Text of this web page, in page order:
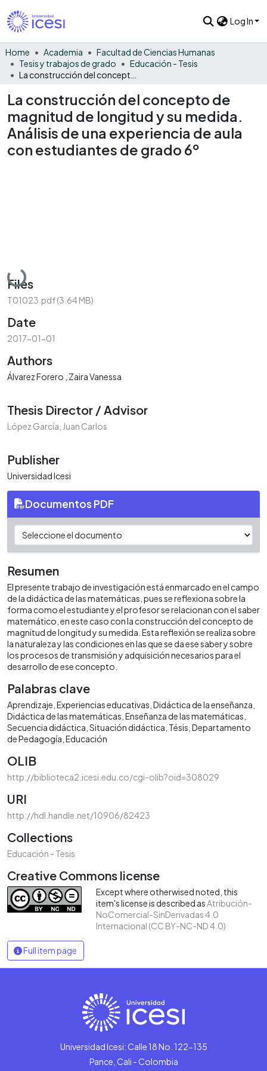
Log In
Home Academia
Facultad de Ciencias Humanas
Tesis y trabajos de grado
Educación - Tesis
La construcción del concepto de
magnitud de longitud y su medida.
Análisis de una experiencia de aula
con estudiantes de grado 6º
Loading...
Files
T01023.pdf(3.64 MB)
Date
2017-01-01
Authors
Álvarez Forero , Zaira Vanessa
Thesis Director / Advisor
López García, Juan Carlos
Publisher
Universidad Icesi
Documentos PDF
Resumen
El presente trabajo de investigación está enmarcado en el campo
de la didáctica de las matemáticas, pues se reflexiona sobre la
forma como el estudiante y el profesor se relacionan con el saber
matemático, en este caso con la construcción del concepto de
magnitud de longitud y su medida. Esta reflexión se realiza sobre
la naturaleza y las condiciones en las que se da ese saber y sobre
los procesos de transmisión y adquisición necesarios para el
desarrollo de ese concepto.
Palabras clave
Aprendizaje Experiencias educativas Didáctica de la enseñanza
Didáctica de las matemáticas Enseñanza de las matemáticas
Secuencia didáctica Situación didáctica Tésis Departamento
de Pedagogía Educación
OLIB
http://biblioteca2.icesi.edu.co/cgi-olib?oid=308029
URI
http://hdl.handle.net/10906/82423
Collections
Educación - Tesis
Creative Commons license
Except where otherwised noted, this
item's license is described asAtribución-
NoComercial-SinDerivadas 4.0
Internacional (CC BY-NC-ND 4.0)
Full item page
Universidad Icesi: Calle 18 No. 122-135
Pance, Cali - Colombia